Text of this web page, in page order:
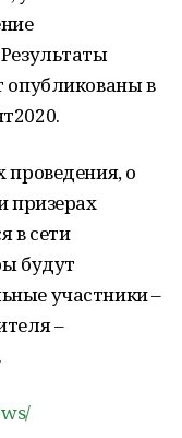
опубликованы в
о
призерах
в сети
будут
участники –
–